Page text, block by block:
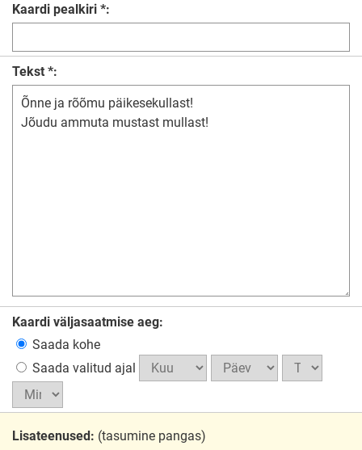
Kaardi pealkiri *:
Tekst *:
Kaardi väljasaatmise aeg:
Saada kohe
Saada valitud ajal
Lisateenused: (tasumine pangas)